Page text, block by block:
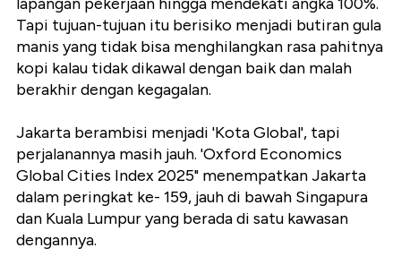
Tapi tujuan-tujuan itu berisiko menjadi butiran gula
manis yang tidak bisa menghilangkan rasa pahitnya
kopi kalau tidak dikawal dengan baik dan malah
berakhir dengan kegagalan.
Jakarta berambisi menjadi 'Kota Global', tapi
perjalanannya masih jauh. 'Oxford Economics
Global Cities Index 2025" menempatkan Jakarta
dalam peringkat ke- 159, jauh di bawah Singapura
dan Kuala Lumpur yang berada di satu kawasan
dengannya.